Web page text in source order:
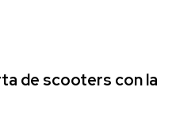
de scooters con la